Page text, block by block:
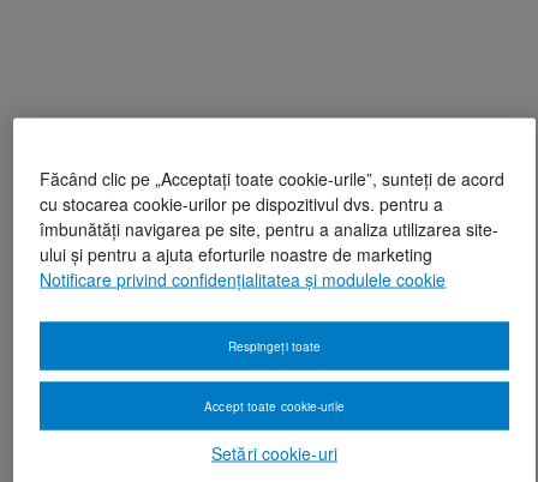
Făcând clic pe „Acceptați toate cookie-urile”, sunteți de acord
cu stocarea cookie-urilor pe dispozitivul dvs. pentru a
îmbunătăți navigarea pe site, pentru a analiza utilizarea site-
ului și pentru a ajuta eforturile noastre de marketing
Notificare privind confidențialitatea și modulele cookie
Setări cookie-uri
Respingeți toate
Accept toate cookie-urile